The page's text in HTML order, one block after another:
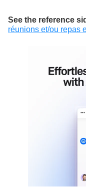
See the reference
réunions et/ou repas